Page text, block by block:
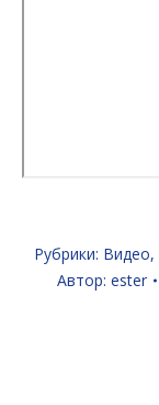
Рубрики: Видео,
Автор: ester